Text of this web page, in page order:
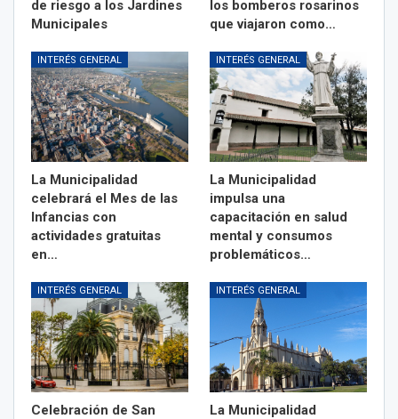
de riesgo a los Jardines
Municipales
los bomberos rosarinos
que viajaron como…
INTERÉS GENERAL
La Municipalidad
celebrará el Mes de las
Infancias con
actividades gratuitas
en…
INTERÉS GENERAL
La Municipalidad
impulsa una
capacitación en salud
mental y consumos
problemáticos…
INTERÉS GENERAL
Celebración de San
INTERÉS GENERAL
La Municipalidad